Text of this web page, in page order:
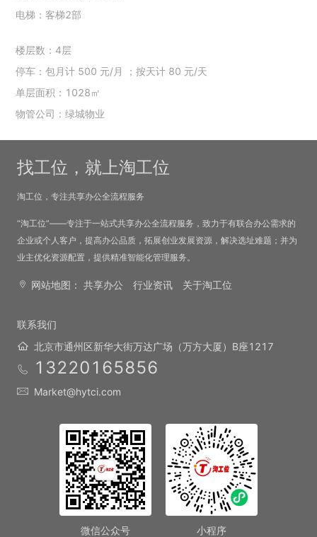
电梯：客梯2部
楼层数：4层
停车：包月计 500 元/月 ；按天计 80 元/天
单层面积：1028㎡
物管公司：绿城物业
找工位，就上淘工位
淘工位，专注共享办公全流程服务
“淘工位”——专注于一站式共享办公全流程服务，致力于有联合办公需求的
企业或个人客户，提高办公品质，拓展创业发展资源，解决选址难题；并为
业主优化资源配置，提供精准智能化管理服务。
网站地图： 共享办公 行业资讯 关于淘工位
联系我们
北京市通州区新华大街万达广场（万方大厦）B座1217
13220165856
Market@hytci.com
微信公众号 小程序